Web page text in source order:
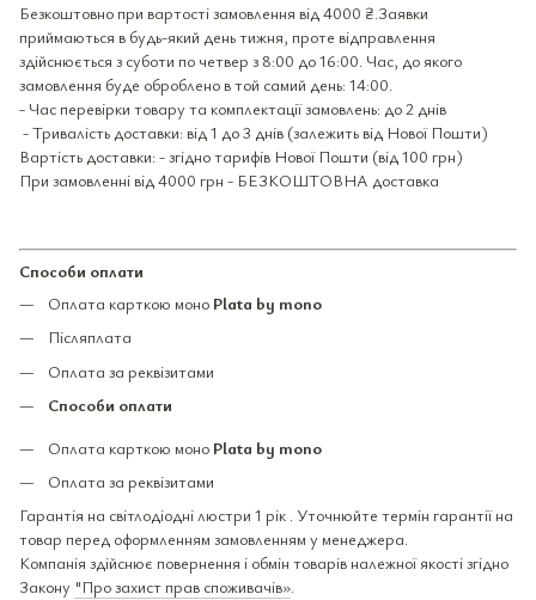
Безкоштовно при вартості замовлення від 4000 ₴.Заявки
приймаються в будь-який день тижня, проте відправлення
здійснюється з суботи по четвер з 8:00 до 16:00. Час, до якого
замовлення буде оброблено в той самий день: 14:00.
- Час перевірки товару та комплектації замовлень: до 2 днів
- Тривалість доставки: від 1 до 3 днів (залежить від Нової Пошти)
Вартість доставки: - згідно тарифів Нової Пошти (від 100 грн)
При замовленні від 4000 грн - БЕЗКОШТОВНА доставка
Способи оплати
Оплата карткою моно Plata by mono
Післяплата
Оплата за реквізитами
Способи оплати
Оплата карткою моно Plata by mono
Оплата за реквізитами
Гарантія на світлодіодні люстри 1 рік . Уточнюйте термін гарантії на
товар перед оформленням замовленням у менеджера.
Компанія здійснює повернення і обмін товарів належної якості згідно
Закону "Про захист прав споживачів».